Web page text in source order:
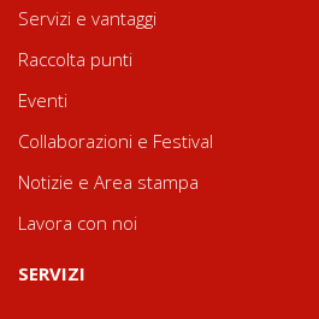
Servizi e vantaggi
Raccolta punti
Eventi
Collaborazioni e Festival
Notizie e Area stampa
Lavora con noi
SERVIZI